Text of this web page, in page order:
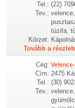
Tel.: (22)
Tev.:
tüzifa,
Körzet:
Tovább a
Cég:
Cím: 2475
Tel.: (30)
Tev.: